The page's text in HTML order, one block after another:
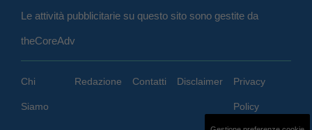
Le attività pubblicitarie su questo sito sono gestite da
theCoreAdv
Chi
Siamo
Redazione Contatti Disclaimer Privacy
Policy